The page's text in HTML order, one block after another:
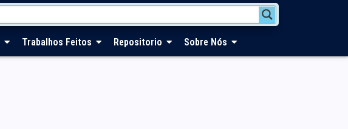
Trabalhos Feitos Repositorio Sobre Nós